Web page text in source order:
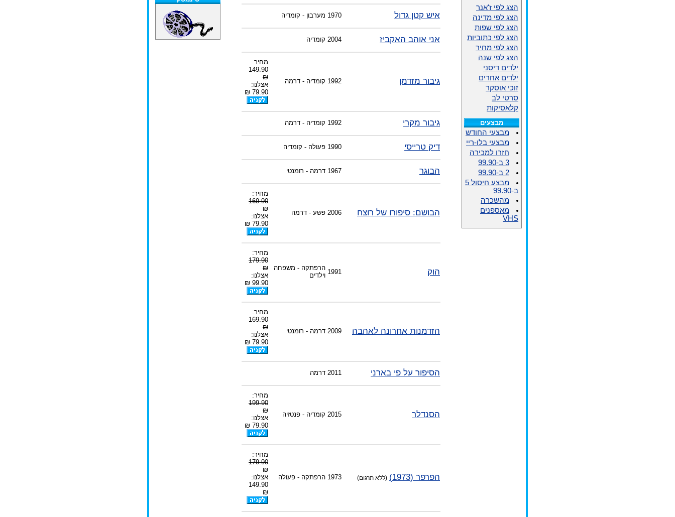
-צוות דיוידי מאסטר ישיר.
איש קטן גדול 1970 מערבון - קומדיה
אני אוהב האקביז 2004 קומדיה
גיבור מזדמן 1992 קומדיה - דרמה
מחיר:
149.90
₪
אצלנו:
79.90 ₪
גיבור מקרי 1992 קומדיה - דרמה
דיק טרייסי 1990 פעולה - קומדיה
הבוגר 1967 דרמה - רומנטי
הבושם: סיפורו של רוצח 2006 פשע - דרמה
מחיר:
169.90
₪
אצלנו:
79.90 ₪
הוק 1991
הרפתקה - משפחה
וילדים
מחיר:
179.90
₪
אצלנו:
99.90 ₪
הזדמנות אחרונה לאהבה 2009 דרמה - רומנטי
מחיר:
169.90
₪
אצלנו:
79.90 ₪
הסיפור על פי בארני 2011 דרמה
הסנדלר 2015 קומדיה - פנטזיה
מחיר:
199.90
₪
אצלנו:
79.90 ₪
הפרפר (1973) (ללא תרגום) 1973 הרפתקה - פעולה
מחיר:
179.90
₪
אצלנו:
149.90
₪
הצג לפי ז'אנר
הצג לפי מדינה
הצג לפי שפות
הצג לפי כתוביות
הצג לפי מחיר
הצג לפי שנה
ילדים דיסני
ילדים אחרים
זוכי אוסקר
סרטי לב
קלאסיקות
מבצעים
מבצעי החודש
מבצעי בלו-ריי
חזרו למכירה
3 ב-99.90
2 ב-99.90
מבצע חיסול 5
ב-99.90
מהשכרה
מאספנים
VHS